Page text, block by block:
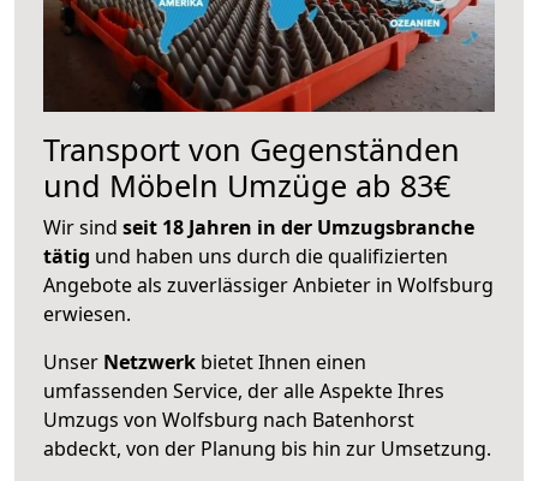
Transport von Gegenständen
und Möbeln Umzüge ab 83€
Wir sind seit 18 Jahren in der Umzugsbranche
tätig und haben uns durch die qualifizierten
Angebote als zuverlässiger Anbieter in Wolfsburg
erwiesen.
Unser Netzwerk bietet Ihnen einen
umfassenden Service, der alle Aspekte Ihres
Umzugs von Wolfsburg nach Batenhorst
abdeckt, von der Planung bis hin zur Umsetzung.